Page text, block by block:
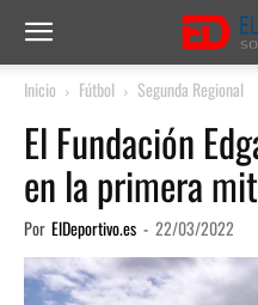
Inicio Fútbol Segunda Regional
El Fundación
en la primera
Por ElDeportivo.es - 22/03/2022